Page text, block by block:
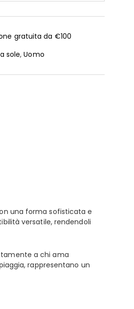
gratuita da €100
sole,Uomo
una forma sofisticata e
versatile, rendendoli
a chi ama
rappresentano un